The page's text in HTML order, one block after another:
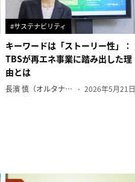
#サステナビリティ
キーワードは「ストーリー性」：
TBSが再エネ事業に踏み出した理
由とは
長濱 慎（オルタナ副編集長） 2026年5月21日